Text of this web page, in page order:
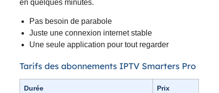
en quelques minutes.
Pas besoin de parabole
Juste une connexion internet stable
Une seule application pour tout regarder
Tarifs des abonnements IPTV Smarters Pro
Durée Prix